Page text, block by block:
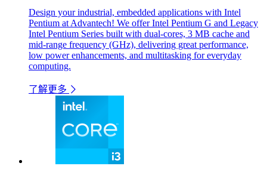
Design your industrial, embedded applications with Intel
Pentium at Advantech! We offer Intel Pentium G and Legacy
Intel Pentium Series built with dual-cores, 3 MB cache and
mid-range frequency (GHz), delivering great performance,
low power enhancements, and multitasking for everyday
computing.
了解更多